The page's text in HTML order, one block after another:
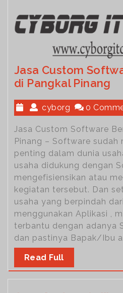
Jasa Custom
di Pangkal Pinang
cyborg 0
Jasa Custom Software
Pinang – Software sudah
penting dalam dunia
usaha didukung dengan
mengefisiensikan atau
kegiatan tersebut. Dan
usaha yang berpindah
menggunakan Aplikasi ,
terbantu dengan adanya
dan pastinya Bapak/Ibu
Read Full